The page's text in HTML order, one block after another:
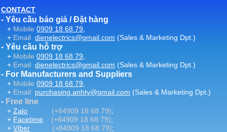
CONTACT
- Yêu cầu báo giá / Đặt hàng
+ Mobile 0909 18 68 79,
+ Email dienelectrics@gmail.com (Sales & Marketing Dpt.)
- Yêu cầu hỗ trợ
+ Mobile 0909 18 68 79,
+ Email dienelectrics@gmail.com (Sales & Marketing Dpt.)
- For Manufacturers and Suppliers
+ Mobile 0909 18 68 79,
+ Email purchasing.anhty@gmail.com (Sales & Marketing Dpt.)
- Free line
+Zalo (+84909 18 68 79);
+ Facetime (+84909 18 68 79);
+Viber (+84909 18 68 79);